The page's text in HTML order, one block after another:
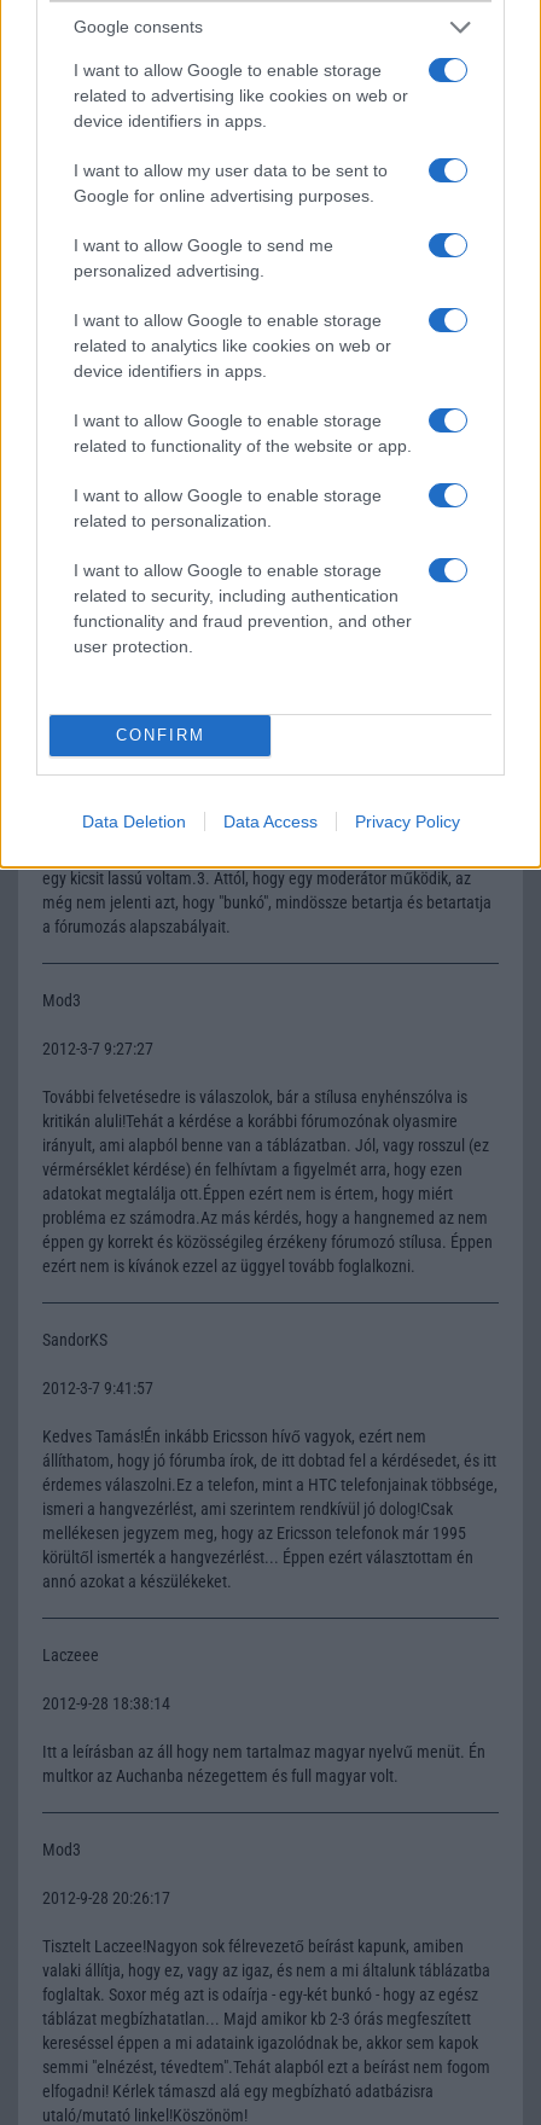
Google consents
I want to allow Google to enable storage
related to advertising like cookies on web or
device identifiers in apps.
I want to allow my user data to be sent to
Google for online advertising purposes.
I want to allow Google to send me
personalized advertising.
I want to allow Google to enable storage
related to analytics like cookies on web or
device identifiers in apps.
I want to allow Google to enable storage
related to functionality of the website or app.
I want to allow Google to enable storage
related to personalization.
I want to allow Google to enable storage
related to security, including authentication
functionality and fraud prevention, and other
user protection.
CONFIRM
Data Deletion Data Access Privacy Policy
2012-2-26 19:40:18
te kérdésedre ad választ. Tehát vagy nem olvasod az adattáblát,
vagy nem érted.Eggyik sem jó, de ez a te problémád.Mi a
feltüntetjük.Kérem olvass, és csak utána kérdezz.Köszönöm!
Bunny
2012-2-29 19:04:41
Szeretnem megkerdezni hogy az evo 3d megbizhato-e? Bajok
vannak-e vele? :))
a látogató
2012-3-7 8:52:00
Mod3: látom fájt az igazság te bunkó !
2012-3-7 9:21:34
"a látogató"Szeretném pár dologra felhívni a figyelmedet:1. A MOD =
akinek az a feladata, hogy a fórumot megtisztítsa a beszólásoktól.2.
egy kicsit lassú voltam.3. Attól, hogy egy moderátor működik, az
még nem jelenti azt, hogy "bunkó", mindössze betartja és betartatja
a fórumozás alapszabályait.
Mod3
2012-3-7 9:27:27
További felvetésedre is válaszolok, bár a stílusa enyhénszólva is
kritikán aluli!Tehát a kérdése a korábbi fórumozónak olyasmire
irányult, ami alapból benne van a táblázatban. Jól, vagy rosszul (ez
vérmérséklet kérdése) én felhívtam a figyelmét arra, hogy ezen
adatokat megtalálja ott.Éppen ezért nem is értem, hogy miért
probléma ez számodra.Az más kérdés, hogy a hangnemed az nem
éppen gy korrekt és közösségileg érzékeny fórumozó stílusa. Éppen
ezért nem is kívánok ezzel az üggyel tovább foglalkozni.
SandorKS
2012-3-7 9:41:57
Kedves Tamás!Én inkább Ericsson hívő vagyok, ezért nem
állíthatom, hogy jó fórumba írok, de itt dobtad fel a kérdésedet, és itt
érdemes válaszolni.Ez a telefon, mint a HTC telefonjainak többsége,
ismeri a hangvezérlést, ami szerintem rendkívül jó dolog!Csak
mellékesen jegyzem meg, hogy az Ericsson telefonok már 1995
körültől ismerték a hangvezérlést... Éppen ezért választottam én
annó azokat a készülékeket.
Laczeee
2012-9-28 18:38:14
Itt a leírásban az áll hogy nem tartalmaz magyar nyelvű menüt. Én
multkor az Auchanba nézegettem és full magyar volt.
Mod3
2012-9-28 20:26:17
Tisztelt Laczee!Nagyon sok félrevezető beírást kapunk, amiben
valaki állítja, hogy ez, vagy az igaz, és nem a mi általunk táblázatba
foglaltak. Soxor még azt is odaírja - egy-két bunkó - hogy az egész
táblázat megbízhatatlan... Majd amikor kb 2-3 órás megfeszített
kereséssel éppen a mi adataink igazolódnak be, akkor sem kapok
semmi "elnézést, tévedtem".Tehát alapból ezt a beírást nem fogom
elfogadni! Kérlek támaszd alá egy megbízható adatbázisra
utaló/mutató linkel!Köszönöm!